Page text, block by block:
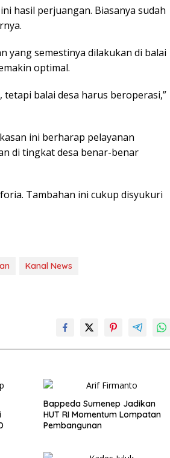
hasil perjuangan. Biasanya sudah
yang semestinya dilakukan di balai
optimal.
tetapi balai desa harus beroperasi,”
ini berharap pelayanan
di tingkat desa benar-benar
Tambahan ini cukup disyukuri
Kanal News
Bappeda Sumenep Jadikan
HUT RI Momentum Lompatan
Pembangunan